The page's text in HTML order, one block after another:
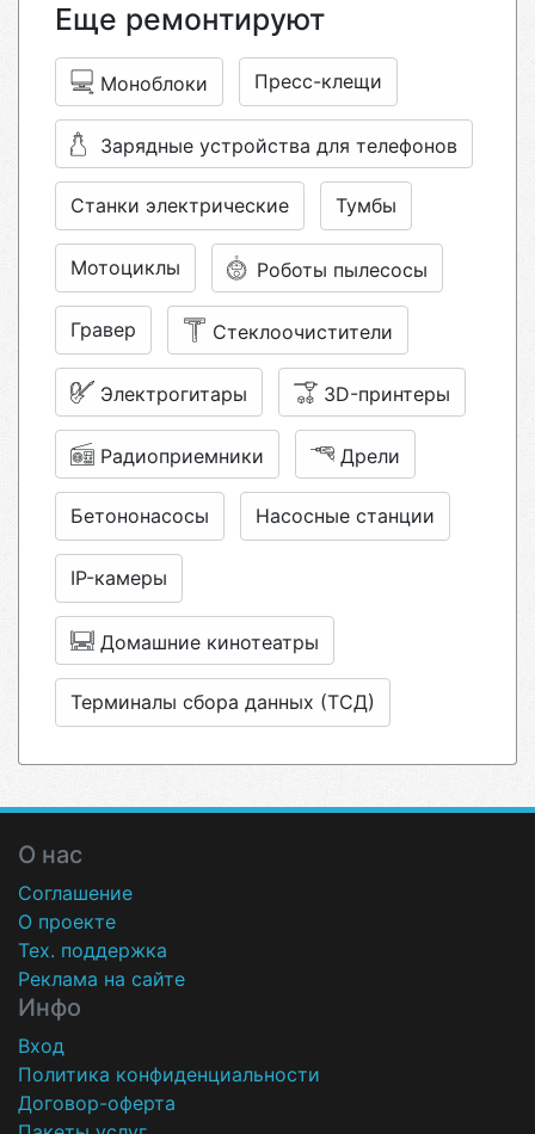
Еще ремонтируют
Моноблоки Пресс-клещи
Зарядные устройства для телефонов
Станки электрические Тумбы
Мотоциклы Роботы пылесосы
Гравер Стеклоочистители
Электрогитары 3D-принтеры
Радиоприемники Дрели
Бетононасосы Насосные станции
IP-камеры
Домашние кинотеатры
Терминалы сбора данных (ТСД)
О нас
Соглашение
О проекте
Тех. поддержка
Реклама на сайте
Инфо
Вход
Политика конфиденциальности
Договор-оферта